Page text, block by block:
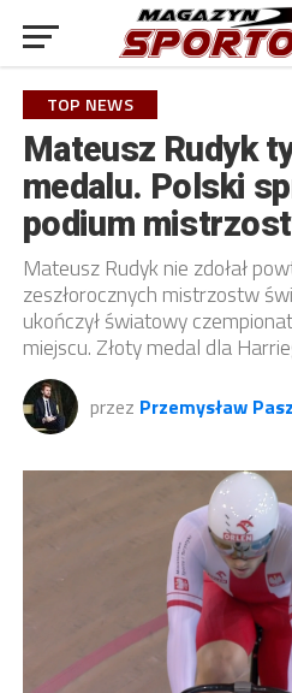
TOP NEWS
Mateusz Rudyk
medalu. Polski
podium
Mateusz Rudyk nie zdołał
zeszłorocznych mistrzostw
ukończył światowy
miejscu. Złoty medal dla
przez Przemysław